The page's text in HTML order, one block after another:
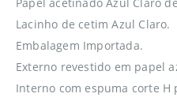
Lacinho de cetim Azul Claro.
Embalagem Importada.
Externo revestido em papel
Interno com espuma corte H